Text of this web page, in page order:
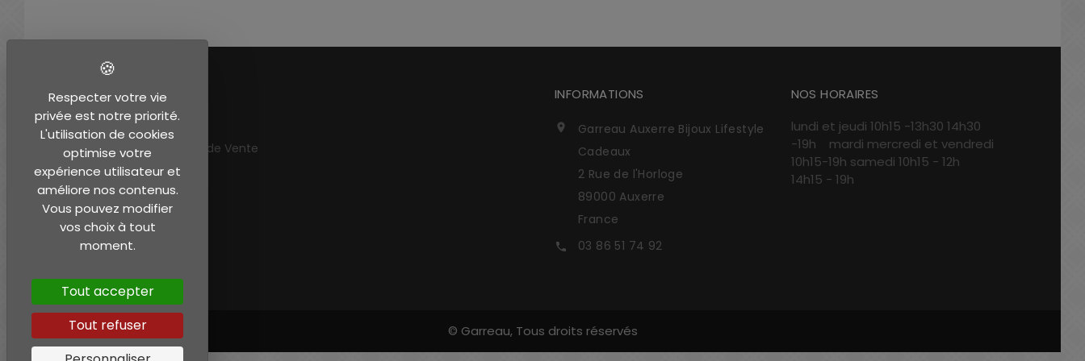
EN SAVOIR PLUS
Mentions légales
Conditions Générales de Vente
Mon compte
INFORMATIONS

Garreau Auxerre Bijoux Lifestyle
Cadeaux
2 Rue de l'Horloge
89000 Auxerre
France
 03 86 51 74 92
NOS HORAIRES
lundi et jeudi 10h15 -13h30 14h30
-19h mardi mercredi et vendredi
10h15-19h samedi 10h15 - 12h
14h15 - 19h
© Garreau, Tous droits réservés
Respecter votre vie
privée est notre priorité.
L'utilisation de cookies
optimise votre
expérience utilisateur et
améliore nos contenus.
Vous pouvez modifier
vos choix à tout
moment.
Tout accepter
Tout refuser